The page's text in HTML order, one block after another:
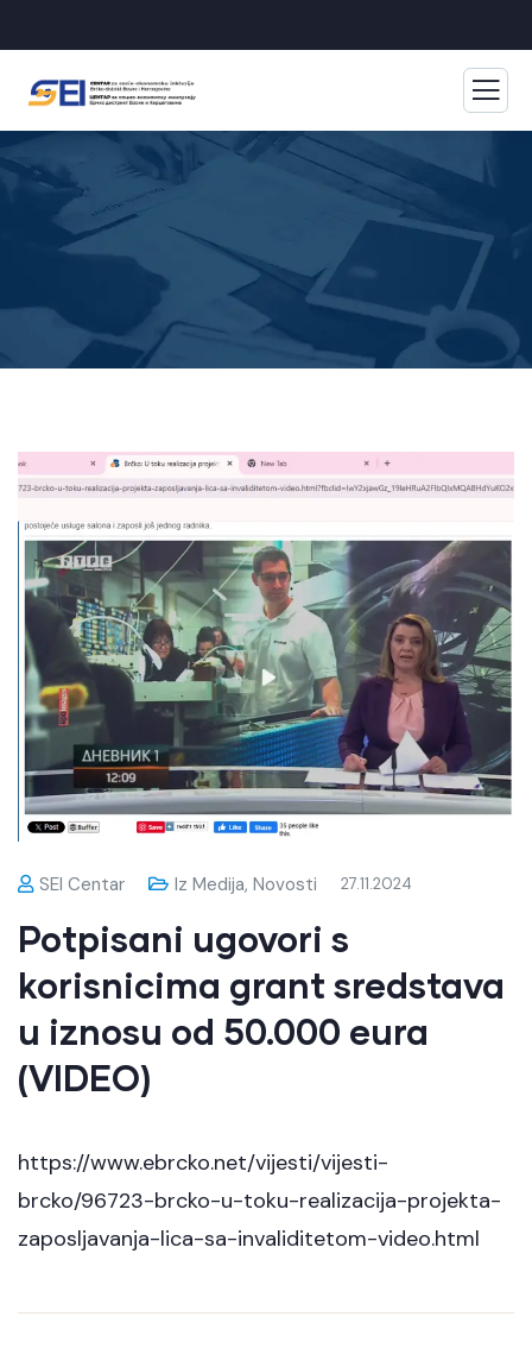
SEI Centar Iz Medija, Novosti 27.11.2024
Potpisani ugovori s
korisnicima grant sredstava
u iznosu od 50.000 eura
(VIDEO)
https://www.ebrcko.net/vijesti/vijesti-
brcko/96723-brcko-u-toku-realizacija-projekta-
zaposljavanja-lica-sa-invaliditetom-video.html